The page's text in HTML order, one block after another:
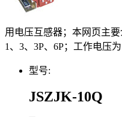
用电压互感器；本网页主要
1、3、3P、6P；工作电压
型号:
JSZJK-10Q